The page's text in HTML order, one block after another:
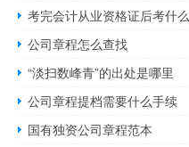
考完会计从业资格证后考什么
公司章程怎么查找
“淡扫数峰青”的出处是哪里
公司章程提档需要什么手续
国有独资公司章程范本